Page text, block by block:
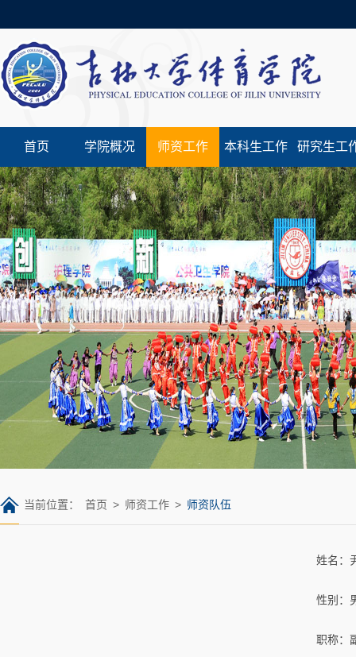
首页 学院概况 师资工作 本科生工作 研究生工
当前位置： 首页 > 师资工作 > 师资队伍
姓名：
性别：
职称：